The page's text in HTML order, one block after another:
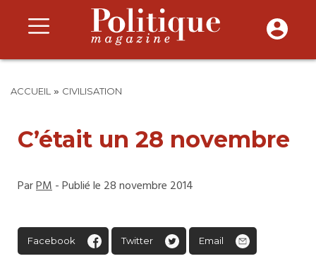
ACCUEIL » CIVILISATION
C’était un 28 novembre
ParPM- Publié le 28 novembre 2014
Facebook Twitter Email